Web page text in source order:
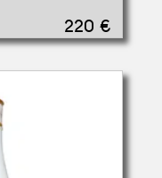
220 €